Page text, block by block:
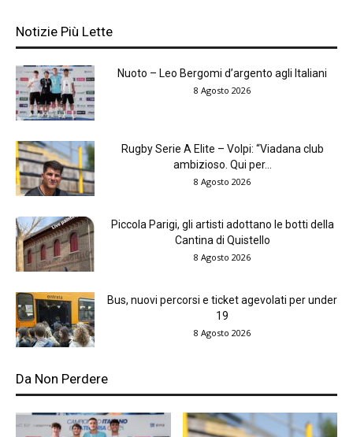
Notizie Più Lette
Nuoto – Leo Bergomi d’argento agli Italiani
8 Agosto 2026
Rugby Serie A Elite – Volpi: “Viadana club
ambizioso. Qui per...
8 Agosto 2026
Piccola Parigi, gli artisti adottano le botti della
Cantina di Quistello
8 Agosto 2026
Bus, nuovi percorsi e ticket agevolati per under
19
8 Agosto 2026
Da Non Perdere